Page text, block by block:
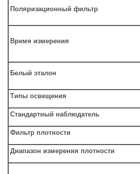
Поляризационный фильтр
Время измерения
Белый эталон
Типы освещения
Стандартный наблюдатель
Фильтр плотности
Диапазон измерения плотности